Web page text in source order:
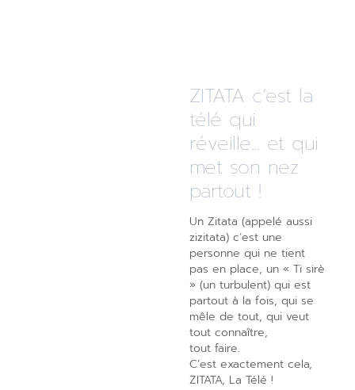
ZITATA c’est la
télé qui
réveille... et qui
met son nez
partout !
Un Zitata (appelé aussi
zizitata) c’est une
personne qui ne tient
pas en place, un « Ti sirè
» (un turbulent) qui est
partout à la fois, qui se
mêle de tout, qui veut
tout connaître,
tout faire.
C’est exactement cela,
ZITATA, La Télé !